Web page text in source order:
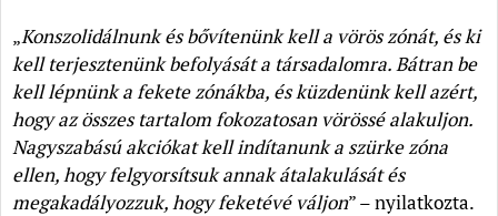
„Konszolidálnunk és bővítenünk kell a vörös zónát, és ki
kell terjesztenünk befolyását a társadalomra. Bátran be
kell lépnünk a fekete zónákba, és küzdenünk kell azért,
hogy az összes tartalom fokozatosan vörössé alakuljon.
Nagyszabású akciókat kell indítanunk a szürke zóna
ellen, hogy felgyorsítsuk annak átalakulását és
megakadályozzuk, hogy feketévé váljon” – nyilatkozta.